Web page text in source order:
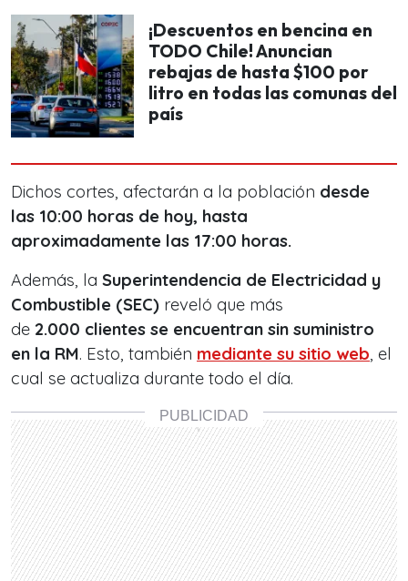
¡Descuentos en bencina en
TODO Chile! Anuncian
rebajas de hasta $100 por
litro en todas las comunas del
país
Dichos cortes, afectarán a la población desde
las 10:00 horas de hoy, hasta
aproximadamente las 17:00 horas.
Además, la Superintendencia de Electricidad y
Combustible (SEC) reveló que más
de 2.000 clientes se encuentran sin suministro
en la RM. Esto, también mediante su sitio web, el
cual se actualiza durante todo el día.